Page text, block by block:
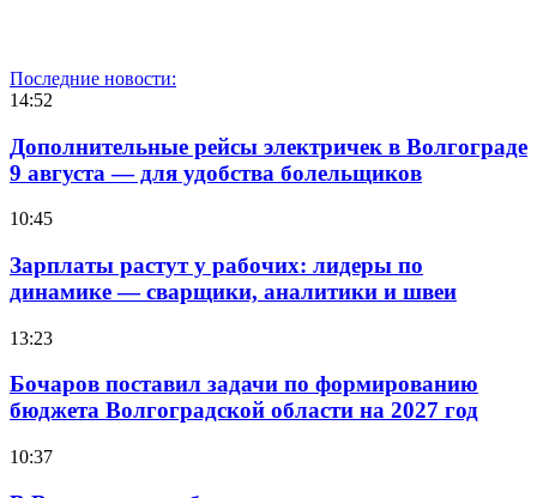
Последние новости:
14:52
Дополнительные рейсы электричек в Волгограде
9 августа — для удобства болельщиков
10:45
Зарплаты растут у рабочих: лидеры по
динамике — сварщики, аналитики и швеи
13:23
Бочаров поставил задачи по формированию
бюджета Волгоградской области на 2027 год
10:37